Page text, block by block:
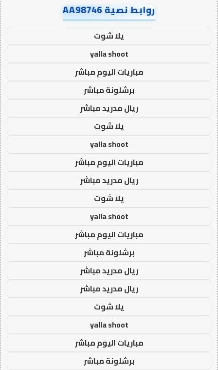
روابط نصية AA98746
يلا شوت
yalla shoot
مباريات اليوم مباشر
برشلونة مباشر
ريال مدريد مباشر
يلا شوت
yalla shoot
مباريات اليوم مباشر
ريال مدريد مباشر
يلا شوت
yalla shoot
مباريات اليوم مباشر
برشلونة مباشر
ريال مدريد مباشر
ريال مدريد مباشر
يلا شوت
yalla shoot
مباريات اليوم مباشر
برشلونة مباشر